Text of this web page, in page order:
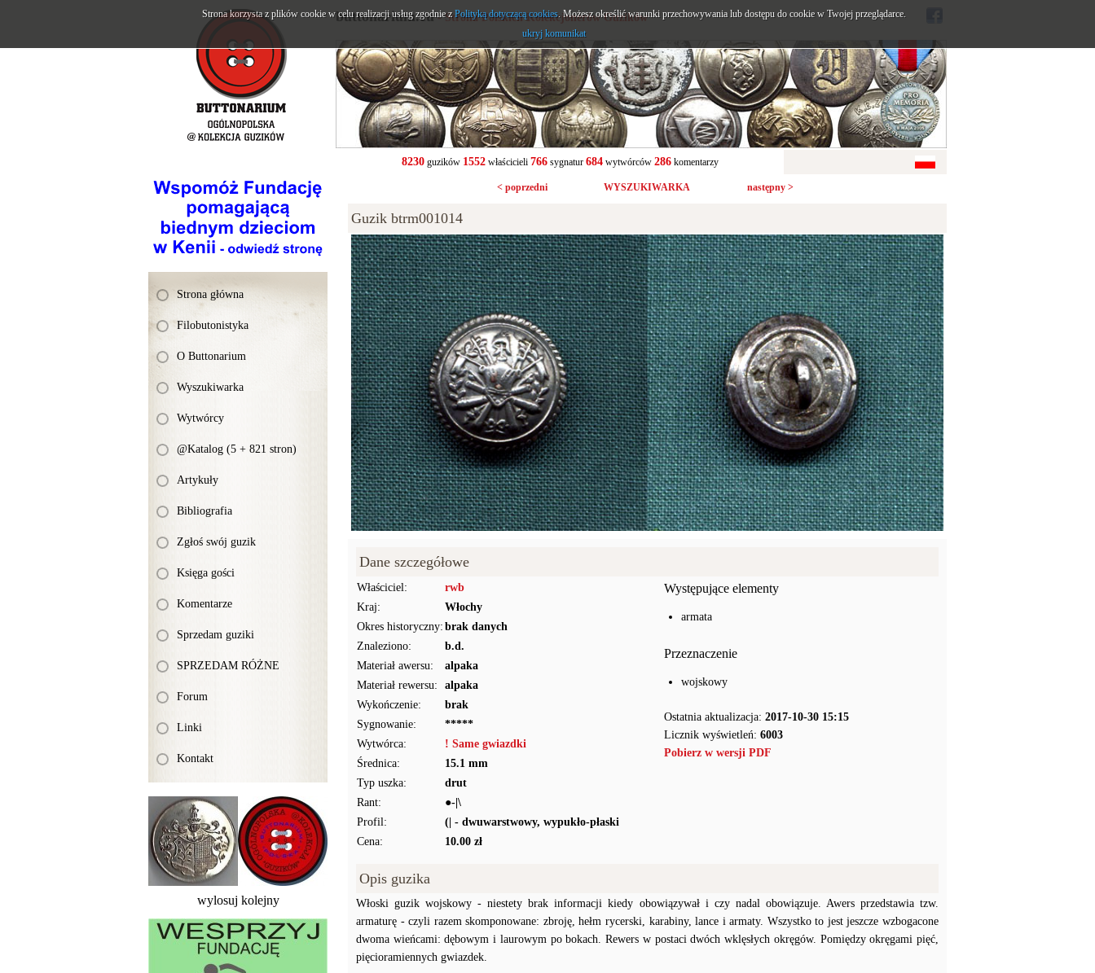
Strona główna
Filobutonistyka
O Buttonarium
Wyszukiwarka
Wytwórcy
@Katalog (5 + 821 stron)
Artykuły
Bibliografia
Zgłoś swój guzik
Księga gości
Komentarze
Sprzedam guziki
SPRZEDAM RÓŻNE
Forum
Linki
Kontakt
wylosuj kolejny
buttonarium.eu- Strona Polskich Kolekcjonerów Guzików
8230guzików 1552właścicieli 766sygnatur 684wytwórców 286komentarzy
< poprzedni WYSZUKIWARKA następny >
Guzik btrm001014
Dane szczegółowe
Właściciel:
rwb
Kraj:
Włochy
Okres historyczny: brak danych
Znaleziono:
b.d.
Materiał awersu:
alpaka
Materiał rewersu:
alpaka
Wykończenie:
brak
Sygnowanie:
*****
Wytwórca:
! Same gwiazdki
Średnica:
15.1 mm
Typ uszka:
drut
Rant:
●-|\
Profil:
(| - dwuwarstwowy, wypukło-płaski
Cena:
10.00 zł
Występujące elementy
armata
Przeznaczenie
wojskowy
Ostatnia aktualizacja: 2017-10-30 15:15
Licznik wyświetleń: 6003
Pobierz w wersji PDF
Opis guzika
Włoski guzik wojskowy - niestety brak informacji kiedy obowiązywał i czy nadal obowiązuje. Awers przedstawia tzw.
armaturę - czyli razem skomponowane: zbroję, hełm rycerski, karabiny, lance i armaty. Wszystko to jest jeszcze wzbogacone
dwoma wieńcami: dębowym i laurowym po bokach. Rewers w postaci dwóch wklęsłych okręgów. Pomiędzy okręgami pięć,
pięcioramiennych gwiazdek.
Strona korzysta z plików cookie w celu realizacji usług zgodnie zPolityką dotyczącą cookies. Możesz określić warunki przechowywania lub dostępu do cookie w Twojej przeglądarce.
ukryj komunikat